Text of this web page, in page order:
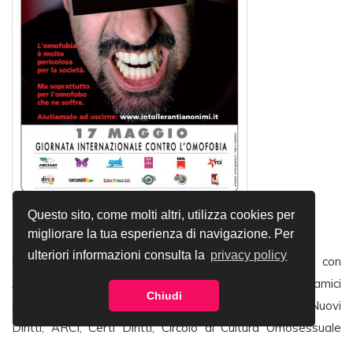
Questo sito, come molti altri, utilizza cookies per
migliorare la tua esperienza di navigazione. Per
ulteriori informazioni consulta la privacy policy
Chiudi
Campagna nazionale di Arcigay, in collaborazione con
ArciLesbica, Agedo – Associazione genitori, parenti e amici
di omosessuali, Famiglie Arcobaleno CGIL – Ufficio Nuovi
Diritti, ARCI, Certi Diritti, Circolo di Cultura Omosessuale